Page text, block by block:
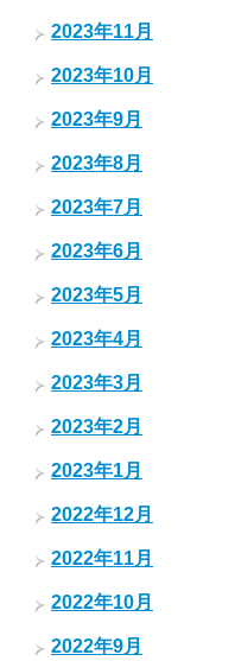
2023年11月
2023年10月
2023年9月
2023年8月
2023年7月
2023年6月
2023年5月
2023年4月
2023年3月
2023年2月
2023年1月
2022年12月
2022年11月
2022年10月
2022年9月